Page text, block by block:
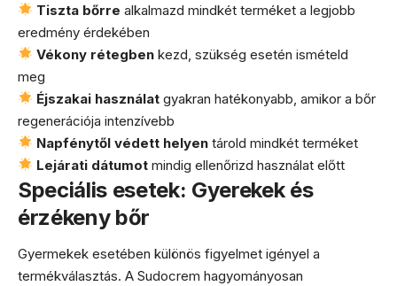
Tiszta bőrre alkalmazd mindkét terméket a legjobb
eredmény érdekében
Vékony rétegben kezd, szükség esetén ismételd
meg
Éjszakai használat gyakran hatékonyabb, amikor a bőr
regenerációja intenzívebb
Napfénytől védett helyen tárold mindkét terméket
Lejárati dátumot mindig ellenőrizd használat előtt
Speciális esetek: Gyerekek és
érzékeny bőr
Gyermekek esetében különös figyelmet igényel a
termékválasztás. A Sudocrem hagyományosan